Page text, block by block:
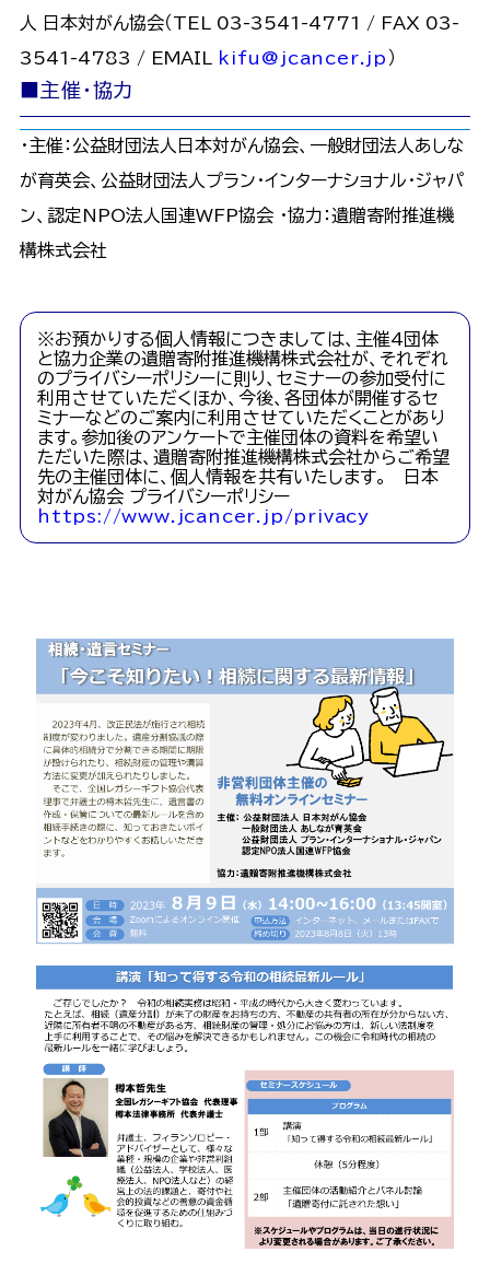
人 日本対がん協会（TEL 03-3541-4771 / FAX 03-
3541-4783 / EMAIL
kifu@jcancer.jp ）
■主催・協力
・主催：公益財団法人日本対がん協会、一般財団法人あしな
が育英会、公益財団法人プラン・インターナショナル・ジャパ
ン、認定NPO法人国連WFP協会 ・協力：遺贈寄附推進機
構株式会社
※お預かりする個人情報につきましては、主催4団体
と協力企業の遺贈寄附推進機構株式会社が、それぞれ
のプライバシーポリシーに則り、セミナーの参加受付に
利用させていただくほか、今後、各団体が開催するセ
ミナーなどのご案内に利用させていただくことがあり
ます。参加後のアンケートで主催団体の資料を希望い
ただいた際は、遺贈寄附推進機構株式会社からご希望
先の主催団体に、個人情報を共有いたします。 日本
対がん協会 プライバシーポリシー
https://www.jcancer.jp/privacy